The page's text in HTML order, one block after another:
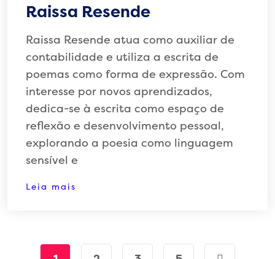
Raissa Resende
Raissa Resende atua como auxiliar de
contabilidade e utiliza a escrita de
poemas como forma de expressão. Com
interesse por novos aprendizados,
dedica-se à escrita como espaço de
reflexão e desenvolvimento pessoal,
explorando a poesia como linguagem
sensível e
Leia mais